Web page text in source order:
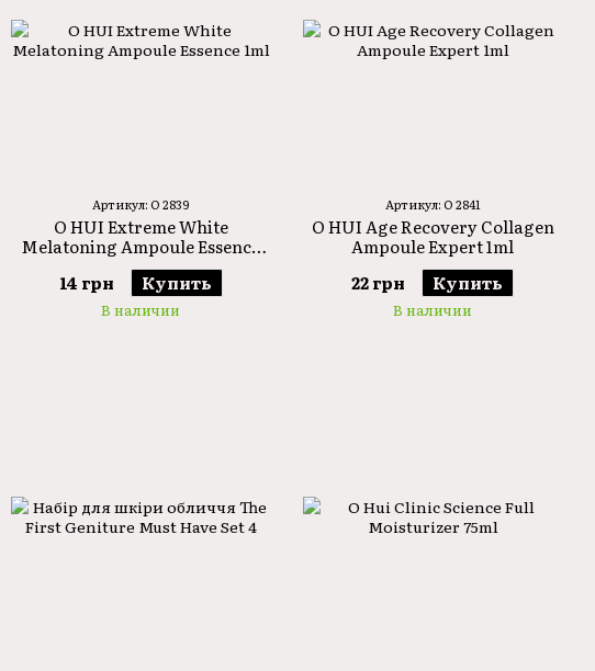
Артикул: O 2839
O HUI Extreme White
Melatoning Ampoule Essence
1ml
14 грн Купить
В наличии
Артикул: O 2841
O HUI Age Recovery Collagen
Ampoule Expert 1ml
22 грн
Купить
В наличии